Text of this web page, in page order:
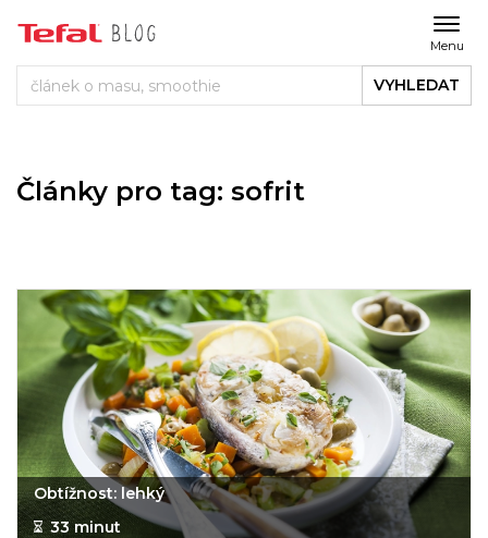
Menu
VYHLEDAT
Články pro tag: sofrit
Obtížnost: lehký
33 minut